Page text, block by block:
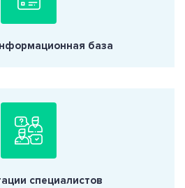
база
специалистов